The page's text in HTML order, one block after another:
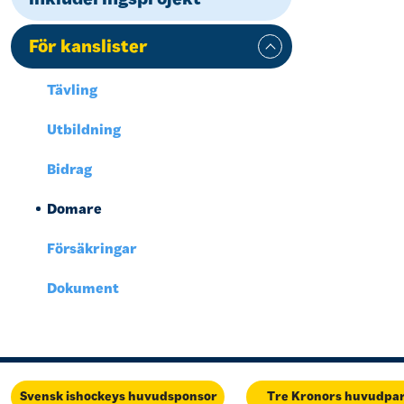
För kanslister
Tävling
Utbildning
Bidrag
Domare
Försäkringar
Dokument
Svensk ishockeys huvudsponsor Tre Kronors